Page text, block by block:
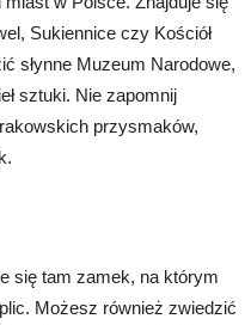
Sukiennice czy Kościół
słynne Muzeum Narodowe,
sztuki. Nie zapomnij
przysmaków,
się tam zamek, na którym
Możesz również zwiedzić